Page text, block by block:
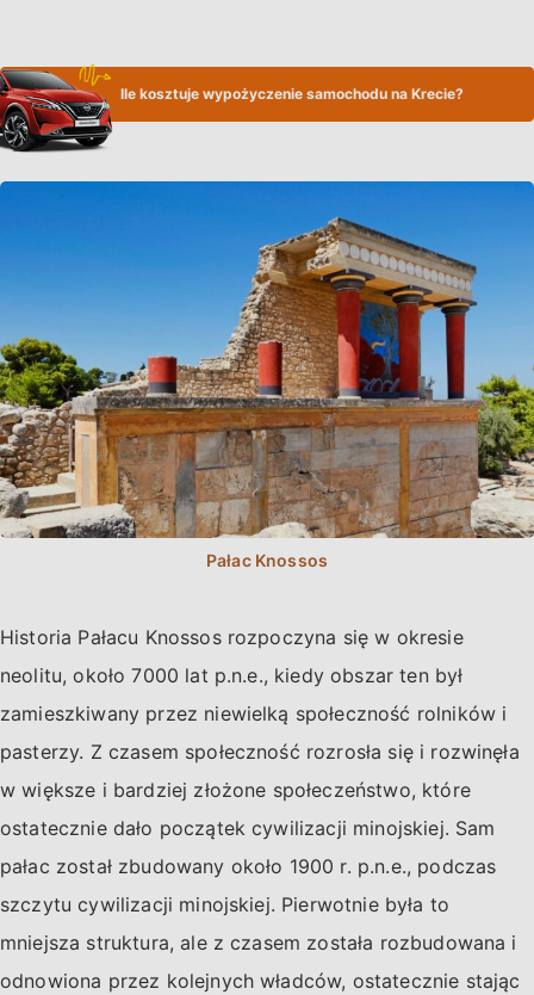
Ile kosztuje wypożyczenie samochodu na Krecie?
Historia Pałacu Knossos rozpoczyna się w okresie
neolitu, około 7000 lat p.n.e., kiedy obszar ten był
zamieszkiwany przez niewielką społeczność rolników i
pasterzy. Z czasem społeczność rozrosła się i rozwinęła
w większe i bardziej złożone społeczeństwo, które
ostatecznie dało początek cywilizacji minojskiej. Sam
pałac został zbudowany około 1900 r. p.n.e., podczas
szczytu cywilizacji minojskiej. Pierwotnie była to
mniejsza struktura, ale z czasem została rozbudowana i
odnowiona przez kolejnych władców, ostatecznie stając